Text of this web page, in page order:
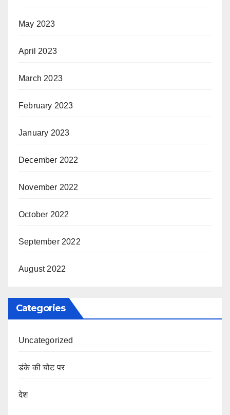
May 2023
April 2023
March 2023
February 2023
January 2023
December 2022
November 2022
October 2022
September 2022
August 2022
Categories
Uncategorized
डंके की चोट पर
देश